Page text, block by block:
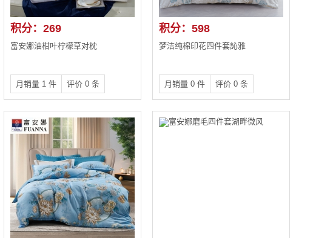
积分：269
富安娜油柑叶柠檬草对枕
月销量 1 件 评价 0 条
积分：598
梦洁纯棉印花四件套訫雅
月销量 0 件 评价 0 条